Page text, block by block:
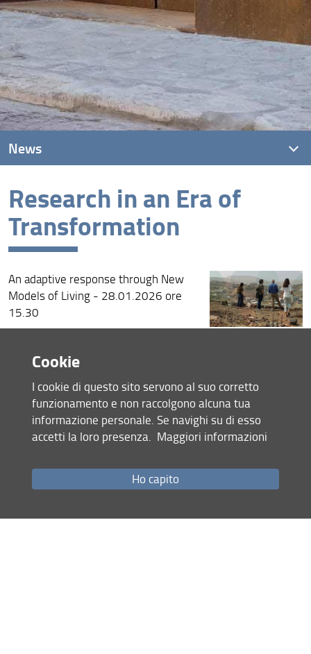
Research in an Era of
Transformation
An adaptive response through New
Models of Living - 28.01.2026 ore
15.30
Condividi
News
News recenti
Archivio
Mappa del sito
Privacy
Accessibilità e usabilità
Cookie
I cookie di questo sito servono al suo corretto
funzionamento e non raccolgono alcuna tua
informazione personale. Se navighi su di esso
accetti la loro presenza. Maggiori informazioni
Ho capito